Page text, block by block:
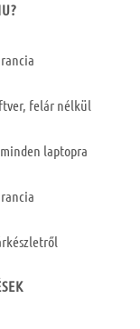
felár nélkül
minden laptopra